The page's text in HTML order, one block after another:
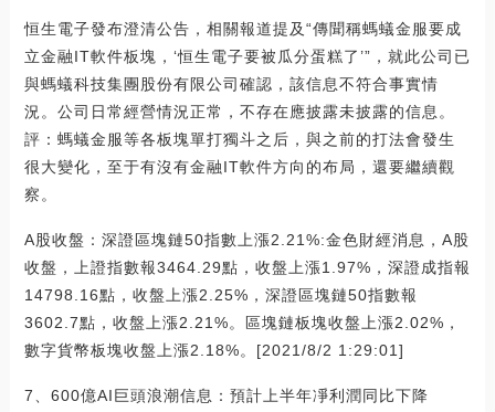
恒生電子發布澄清公告，相關報道提及“傳聞稱螞蟻金服要成
立金融IT軟件板塊，‘恒生電子要被瓜分蛋糕了’”，就此公司已
與螞蟻科技集團股份有限公司確認，該信息不符合事實情
況。公司日常經營情況正常，不存在應披露未披露的信息。
評：螞蟻金服等各板塊單打獨斗之后，與之前的打法會發生
很大變化，至于有沒有金融IT軟件方向的布局，還要繼續觀
察。
A股收盤：深證區塊鏈50指數上漲2.21%:金色財經消息，A股
收盤，上證指數報3464.29點，收盤上漲1.97%，深證成指報
14798.16點，收盤上漲2.25%，深證區塊鏈50指數報
3602.7點，收盤上漲2.21%。區塊鏈板塊收盤上漲2.02%，
數字貨幣板塊收盤上漲2.18%。[2021/8/2 1:29:01]
7、600億AI巨頭浪潮信息：預計上半年凈利潤同比下降